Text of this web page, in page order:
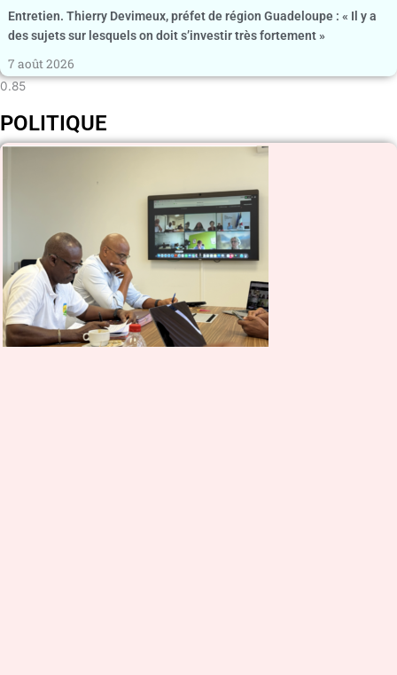
Entretien. Thierry Devimeux, préfet de région Guadeloupe : « Il y a
des sujets sur lesquels on doit s’investir très fortement »
7 août 2026
POLITIQUE